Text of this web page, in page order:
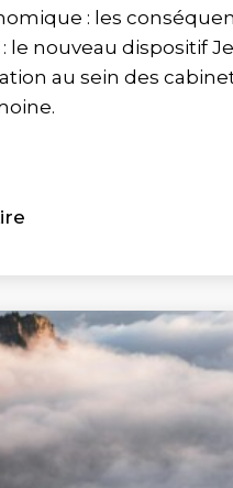
: les
le nouveau dispositif
au sein des